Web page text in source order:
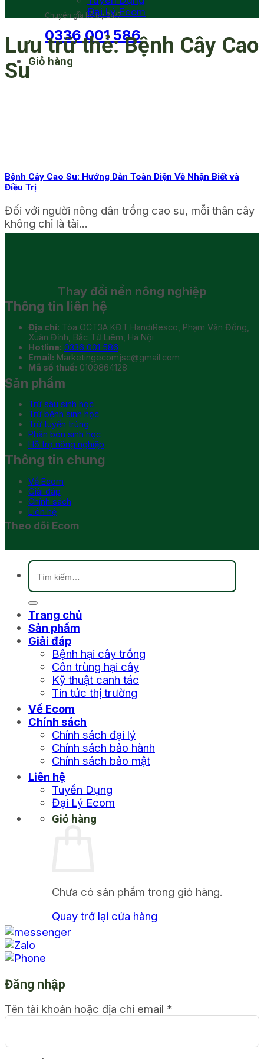
Chuyên gia hỗ trợ 24/7
0336 001 586
Giỏ hàng
Đại Lý Ecom
Lưu trữ thẻ:Bệnh Cây Cao
Su
Bệnh Cây Cao Su: Hướng Dẫn Toàn Diện Về Nhận Biết và
Điều Trị
Đối với người nông dân trồng cao su, mỗi thân cây
không chỉ là tài...
Thay đổi nền nông nghiệp
Thông tin liên hệ
Địa chỉ: Tòa OCT3A KĐT HandiResco, Phạm Văn Đồng,
Xuân Đỉnh, Bắc Từ Liêm, Hà Nội
Hotline: 0336 001 586
Email: Marketingecomjsc@gmail.com
Mã số thuế: 0109864128
Sản phẩm
Trừ sâu sinh học
Trừ bệnh sinh học
Trừ tuyến trùng
Phân bón sinh học
Hỗ trợ nông nghiệp
Thông tin chung
Về Ecom
Giải đáp
Chính sách
Liên hệ
Theo dõi Ecom
Tìm
kiếm:
Trang chủ
Sản phẩm
Giải đáp
Bệnh hại cây trồng
Côn trùng hại cây
Kỹ thuật canh tác
Tin tức thị trường
Về Ecom
Chính sách
Chính sách đại lý
Chính sách bảo hành
Chính sách bảo mật
Liên hệ
Tuyển Dụng
Đại Lý Ecom
Giỏ hàng
Chưa có sản phẩm trong giỏ hàng.
Quay trở lại cửa hàng
Đăng nhập
Tên tài khoản hoặc địa chỉ email *